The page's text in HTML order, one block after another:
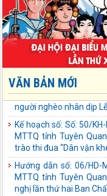
VĂN BẢN MỚI
Kế hoạch số: Số: 50/
MTTQ tỉnh Tuyên
trào thi đua “Dân vận
Hướng dẫn số: 06/
MTTQ tỉnh Tuyên
nghị lần thứ hai Ban
Nghị quyết số: Nghị
của Bộ Chính trị Nghị
Chỉ thị số: 01-CT/TW
01-CT/TW về nghiên
khai thực hiện Nghị
Nghị quyết số: 80-NQ/
văn Nghị quyết 80-NQ/
văn hoá Việt Nam